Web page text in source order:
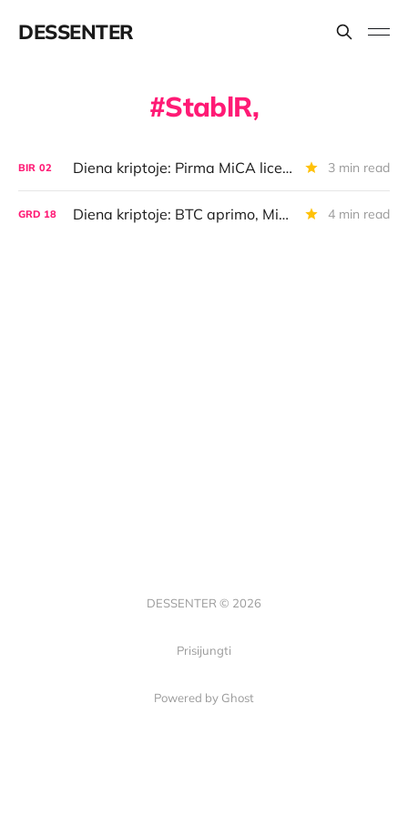
DESSENTER
StablR,
BIR 02 Diena kriptoje: Pirma MiCA licencija Lietuvoje, BTC ralio pauzė, Bitkoino naujienų ralis 3 min read
GRD 18 Diena kriptoje: BTC aprimo, MiCA gairės, milžinų asmeniškumai, "LastPass" aukos 4 min read
DESSENTER © 2026
Prisijungti
Powered by Ghost